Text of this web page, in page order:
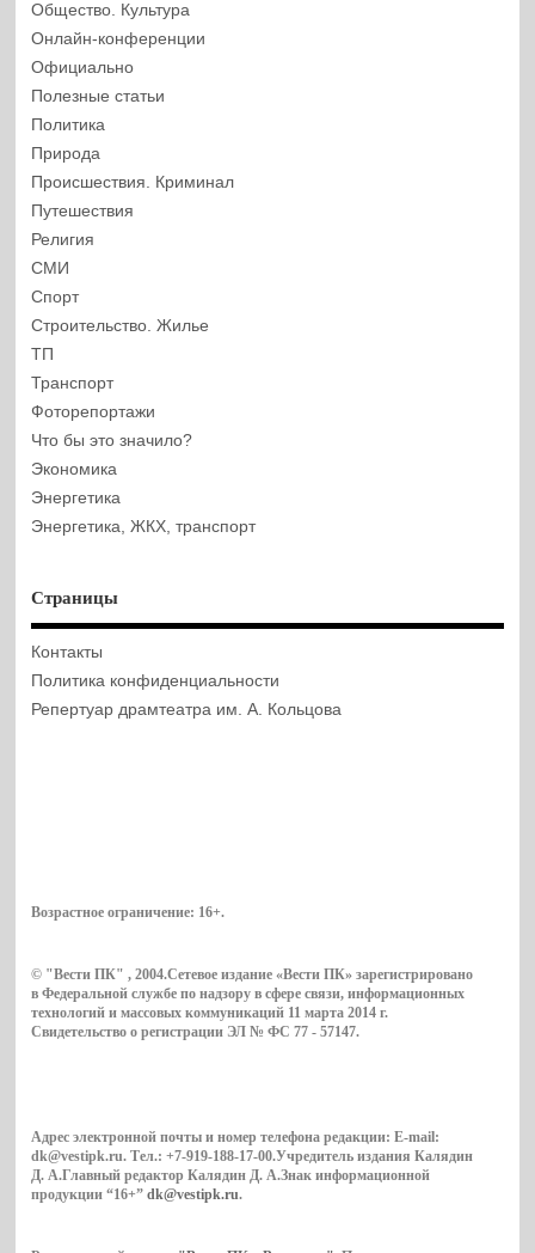
Общество. Культура
Онлайн-конференции
Официально
Полезные статьи
Политика
Природа
Происшествия. Криминал
Путешествия
Религия
СМИ
Спорт
Строительство. Жилье
ТП
Транспорт
Фоторепортажи
Что бы это значило?
Экономика
Энергетика
Энергетика, ЖКХ, транспорт
Страницы
Контакты
Политика конфиденциальности
Репертуар драмтеатра им. А. Кольцова
Возрастное ограничение: 16+.
© "Вести ПК" , 2004.Сетевое издание «Вести ПК» зарегистрировано
в Федеральной службе по надзору в сфере связи, информационных
технологий и массовых коммуникаций 11 марта 2014 г.
Свидетельство о регистрации ЭЛ № ФС 77 - 57147.
Адрес электронной почты и номер телефона редакции: E-mail:
dk@vestipk.ru. Тел.: +7-919-188-17-00.Учредитель издания Калядин
Д. А.Главный редактор Калядин Д. А.Знак информационной
продукции “16+”dk@vestipk.ru.